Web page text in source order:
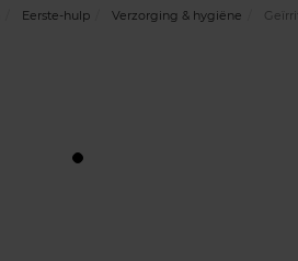
Eerste-hulp Verzorging & hygiëne